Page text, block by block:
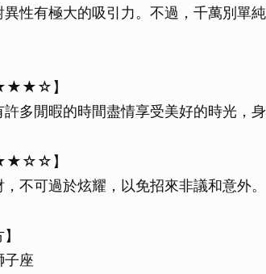
異性有極大的吸引力。不過，千萬別單
】
多閒暇的時間盡情享受美好的時光，身
】
不可過於炫耀，以免招來非議和意外。
子座